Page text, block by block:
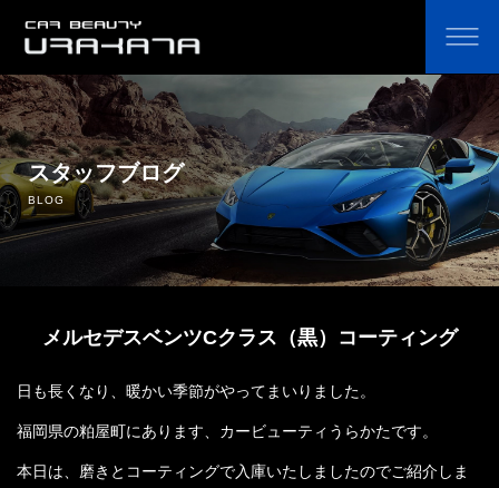
ホーム
オリジナルカーコーティング剤の通販
コーティングのこだわり・費用
コーティングの流れ
よくあるご質問
鈑金塗装
スタッフブログ
BLOG
メルセデスベンツCクラス（黒）コーティング
日も長くなり、暖かい季節がやってまいりました。
福岡県の粕屋町にあります、カービューティうらかたです。
本日は、磨きとコーティングで入庫いたしましたのでご紹介しま